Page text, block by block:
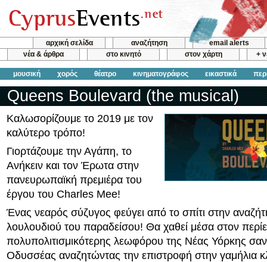
αρχική σελίδα αναζήτηση
email alerts
νέα & άρθρα
στο κινητό στον χάρτη +
μουσική χορός θέατρο κινηματογράφος εικαστικά
Queens Boulevard (the musical)
Καλωσορίζουμε το 2019 με τον
καλύτερο τρόπο!
Γιορτάζουμε την Αγάπη, το
Ανήκειν και τον Έρωτα στην
πανευρωπαϊκή πρεμιέρα του
έργου του Charles Mee!
Ένας νεαρός σύζυγος φεύγει από το σπίτι στην
λουλουδιού του παραδείσου! Θα χαθεί μέσα στον
πολυπολιτισμικότερης λεωφόρου της Νέας Υόρκης
Οδυσσέας αναζητώντας την επιστροφή στην γαμήλια